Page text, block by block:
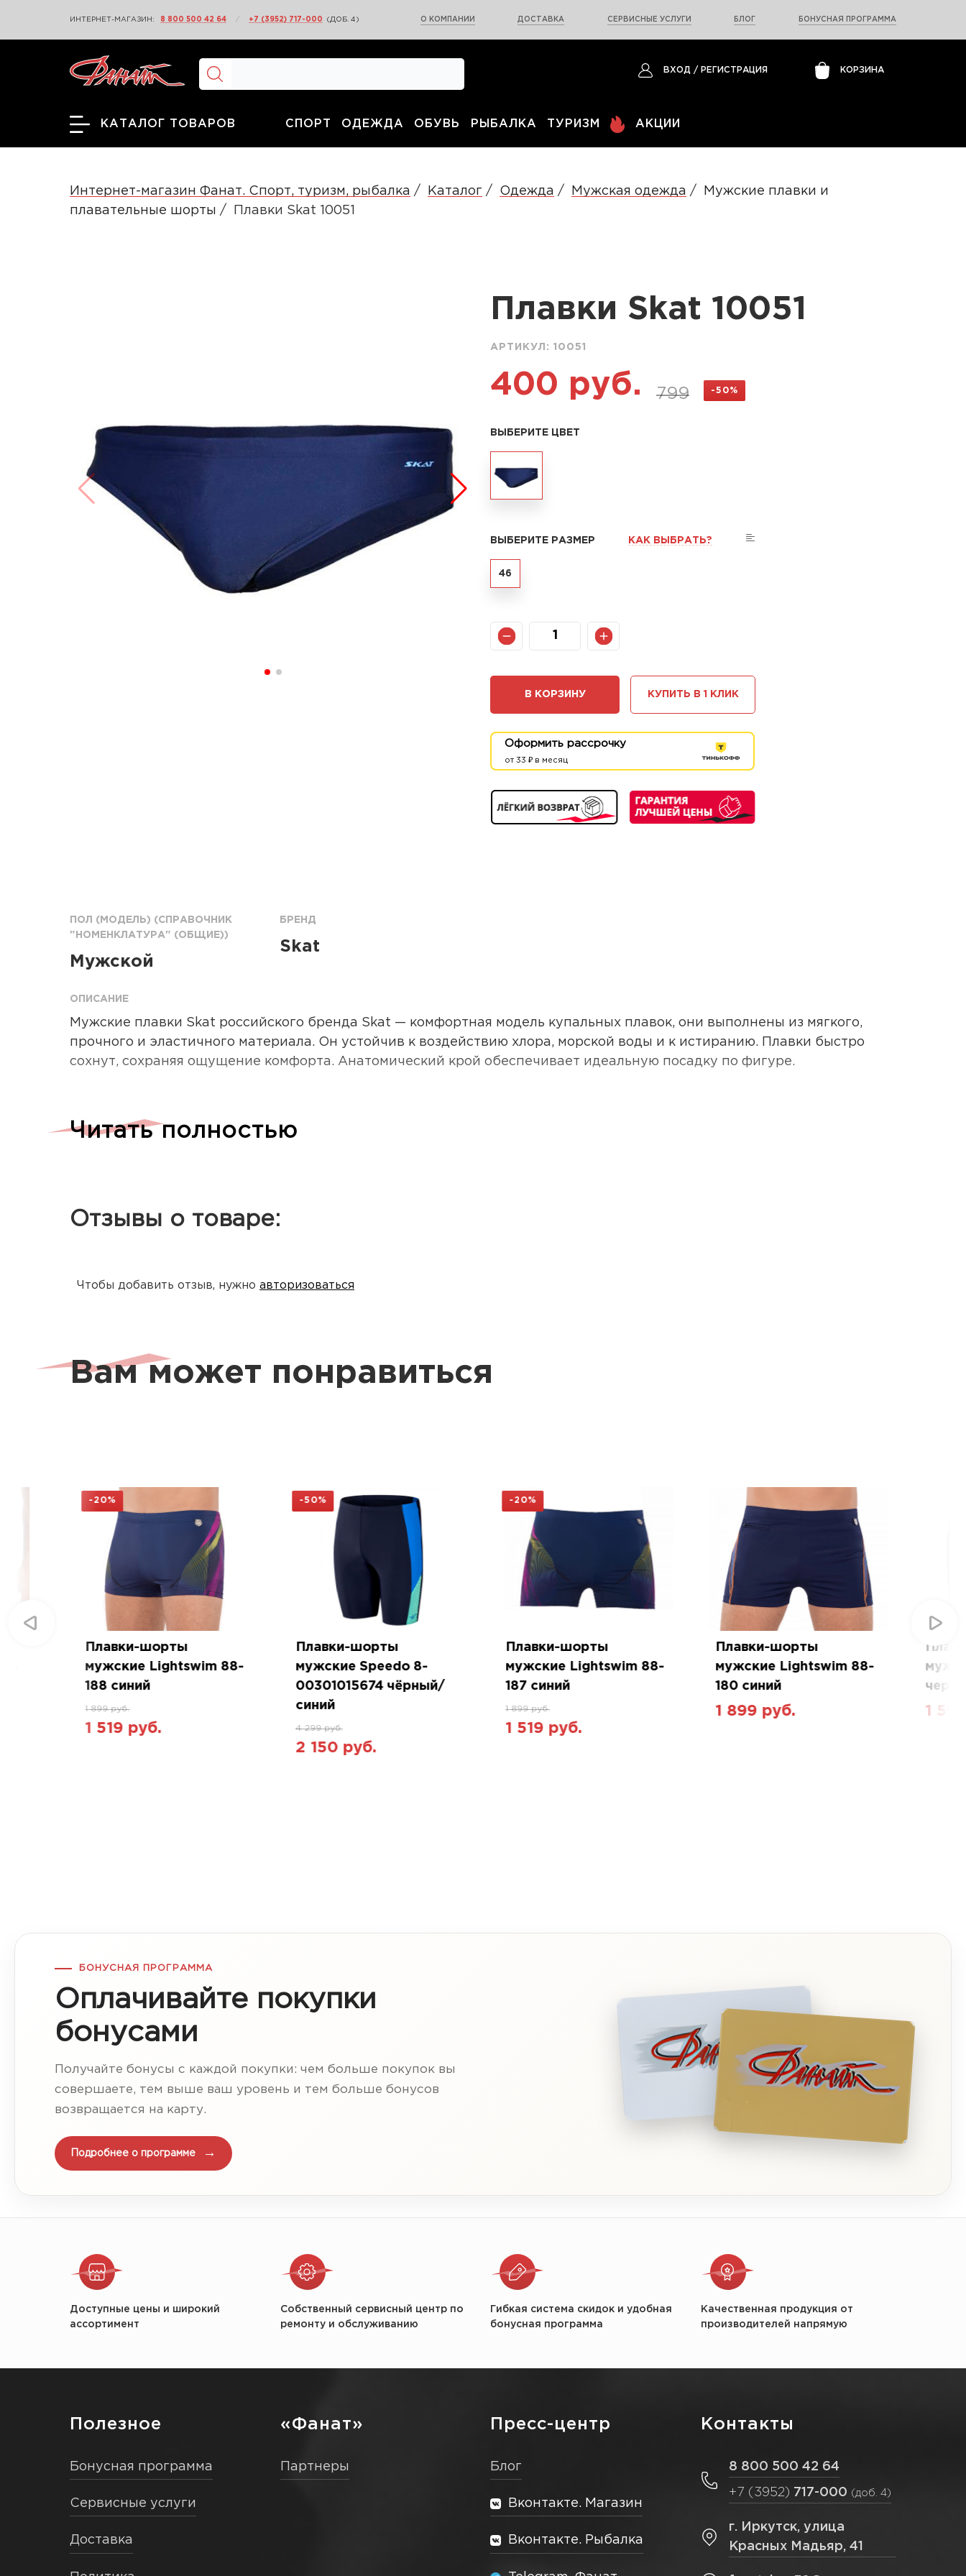
ИНТЕРНЕТ-МАГАЗИН: 8 800 500 42 64 / +7 (3952) 717-000 (ДОБ. 4) О КОМПАНИИ ДОСТАВКА СЕРВИСНЫЕ УСЛУГИ БЛОГ БОНУСНАЯ ПРОГРАММА
ВХОД / РЕГИСТРАЦИЯ КОРЗИНА
КАТАЛОГ ТОВАРОВ СПОРТ ОДЕЖДА ОБУВЬ РЫБАЛКА ТУРИЗМ АКЦИИ
Интернет-магазин Фанат. Спорт, туризм, рыбалка Каталог Одежда Мужская одежда
Мужские плавки и
плавательные шорты
Плавки Skat 10051
Плавки Skat 10051
АРТИКУЛ: 10051
400 руб. 799 -50%
ВЫБЕРИТЕ ЦВЕТ
ВЫБЕРИТЕ РАЗМЕР КАК ВЫБРАТЬ?
46
В КОРЗИНУ КУПИТЬ В 1 КЛИК
Оформить рассрочку
от 33 ₽ в месяц
ПОЛ (МОДЕЛЬ) (СПРАВОЧНИК
"НОМЕНКЛАТУРА" (ОБЩИЕ))
Мужской
БРЕНД
Skat
ОПИСАНИЕ
Мужские плавки Skat российского бренда Skat — комфортная модель купальных плавок, они выполнены из мягкого,
прочного и эластичного материала. Он устойчив к воздействию хлора, морской воды и к истиранию. Плавки быстро
сохнут, сохраняя ощущение комфорта. Анатомический крой обеспечивает идеальную посадку по фигуре.
Характеристики:
Устойчивость к хлору и истиранию
Логотип бренда
Читать полностью
Отзывы о товаре:
Чтобы добавить отзыв, нужно авторизоваться
Вам может понравиться
-20%
Плавки-шорты
мужские Lightswim 88-
188 синий
1 899 руб.
1 519 руб.
-50%
Плавки-шорты
мужские Speedo 8-
00301015674 чёрный/
синий
4 299 руб.
2 150 руб.
-20%
Плавки-шорты
мужские Lightswim 88-
187 синий
1 899 руб.
1 519 руб.
Плавки-шорты
мужские Lightswim 88-
180 синий
1 899 руб. 1
БОНУСНАЯ ПРОГРАММА
Оплачивайте покупки
бонусами
Получайте бонусы с каждой покупки: чем больше покупок вы
совершаете, тем выше ваш уровень и тем больше бонусов
возвращается на карту.
Подробнее о программе
Доступные цены и широкий
ассортимент
Собственный сервисный центр по
ремонту и обслуживанию
Гибкая система скидок и удобная
бонусная программа
Качественная продукция от
производителей напрямую
Полезное
Бонусная программа
Сервисные услуги
Доставка
«Фанат»
Партнеры
Пресс-центр
Блог
Вконтакте. Магазин
Вконтакте. Рыбалка
Контакты
8 800 500 42 64
+7 (3952) 717-000 (доб. 4)
г. Иркутск, улица
Красных Мадьяр, 41